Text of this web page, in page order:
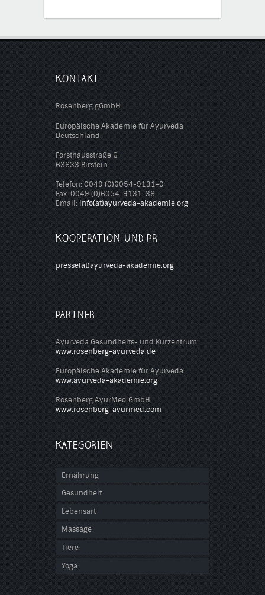
KONTAKT
Rosenberg gGmbH
Europäische Akademie für Ayurveda
Deutschland
Forsthausstraße 6
63633 Birstein
Telefon: 0049 (0)6054-9131-0
Fax: 0049 (0)6054-9131-36
Email: info(at)ayurveda-akademie.org
KOOPERATION UND PR
presse(at)ayurveda-akademie.org
PARTNER
Ayurveda Gesundheits- und Kurzentrum
www.rosenberg-ayurveda.de
Europäische Akademie für Ayurveda
www.ayurveda-akademie.org
Rosenberg AyurMed GmbH
www.rosenberg-ayurmed.com
KATEGORIEN
Ernährung
Gesundheit
Lebensart
Massage
Tiere
Yoga